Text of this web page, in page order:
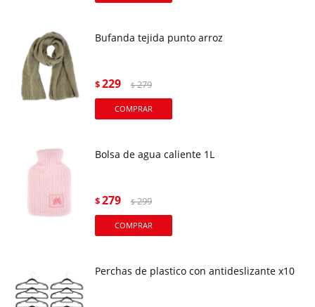
Bufanda tejida punto arroz
$229 $ 279
Bolsa de agua caliente 1L
$279 $ 299
Perchas de plastico con antideslizante x10